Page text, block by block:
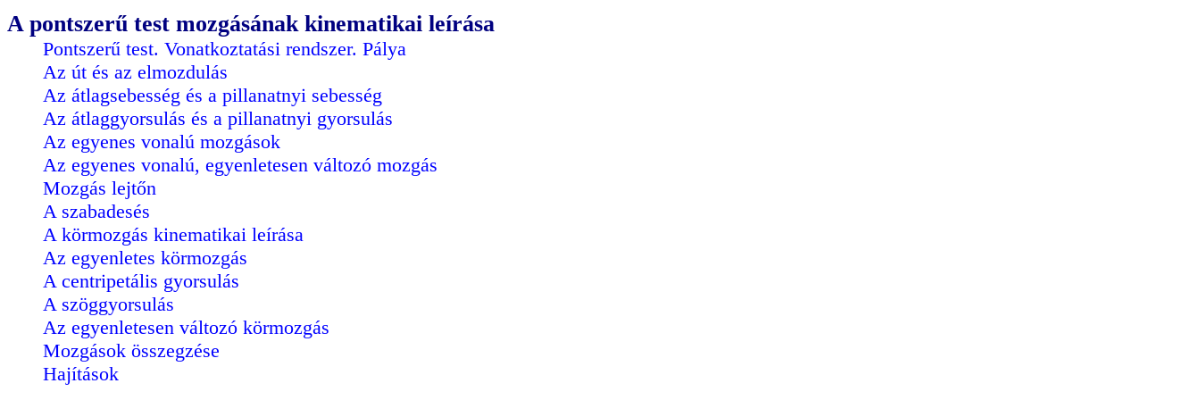
A pontszerű test mozgásának kinematikai leírása
Pontszerű test. Vonatkoztatási rendszer. Pálya
Az út és az elmozdulás
Az átlagsebesség és a pillanatnyi sebesség
Az átlaggyorsulás és a pillanatnyi gyorsulás
Az egyenes vonalú mozgások
Az egyenes vonalú, egyenletesen változó mozgás
Mozgás lejtőn
A szabadesés
A körmozgás kinematikai leírása
Az egyenletes körmozgás
A centripetális gyorsulás
A szöggyorsulás
Az egyenletesen változó körmozgás
Mozgások összegzése
Hajítások